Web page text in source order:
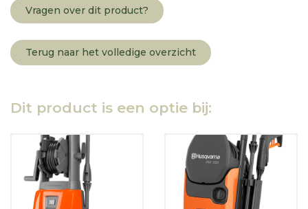
Vragen over dit product?
Terug naar het volledige overzicht
Dit product is een optie bij: